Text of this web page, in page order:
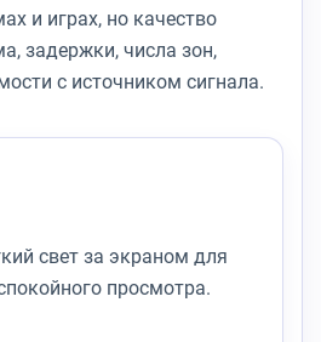
и играх, но качество
задержки, числа зон,
с источником сигнала.
свет за экраном для
просмотра.